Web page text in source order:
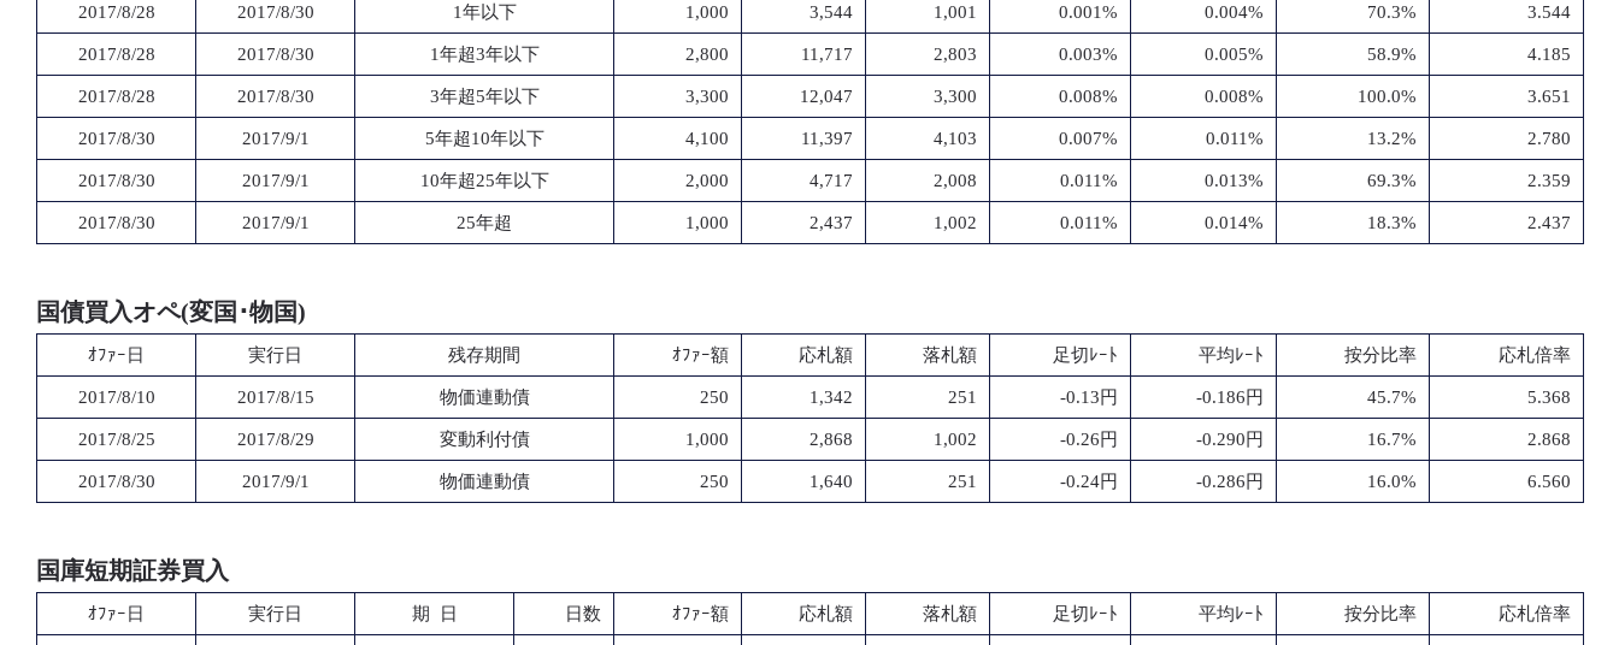
2017/8/28 2017/8/30 1年以下 1,000 3,544 1,001 0.001% 0.004% 70.3% 3.544
2017/8/28 2017/8/30 1年超3年以下 2,800 11,717 2,803 0.003% 0.005% 58.9% 4.185
2017/8/28 2017/8/30 3年超5年以下 3,300 12,047 3,300 0.008% 0.008% 100.0% 3.651
2017/8/30 2017/9/1 5年超10年以下 4,100 11,397 4,103 0.007% 0.011% 13.2% 2.780
2017/8/30 2017/9/1 10年超25年以下 2,000 4,717 2,008 0.011% 0.013% 69.3% 2.359
2017/8/30 2017/9/1 25年超 1,000 2,437 1,002 0.011% 0.014% 18.3% 2.437
国債買入オペ(変国･物国)
ｵﾌｧｰ日 実行日 残存期間 ｵﾌｧｰ額 応札額 落札額 足切ﾚｰﾄ 平均ﾚｰﾄ 按分比率 応札倍率
2017/8/10 2017/8/15 物価連動債 250 1,342 251 -0.13円 -0.186円 45.7% 5.368
2017/8/25 2017/8/29 変動利付債 1,000 2,868 1,002 -0.26円 -0.290円 16.7% 2.868
2017/8/30 2017/9/1 物価連動債 250 1,640 251 -0.24円 -0.286円 16.0% 6.560
国庫短期証券買入
ｵﾌｧｰ日 実行日 期 日 日数 ｵﾌｧｰ額 応札額 落札額 足切ﾚｰﾄ 平均ﾚｰﾄ 按分比率 応札倍率